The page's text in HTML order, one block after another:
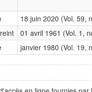
18 juin 2020 (Vol. 59,
01 avril 1961 (Vol. 1,
janvier 1980 (Vol.